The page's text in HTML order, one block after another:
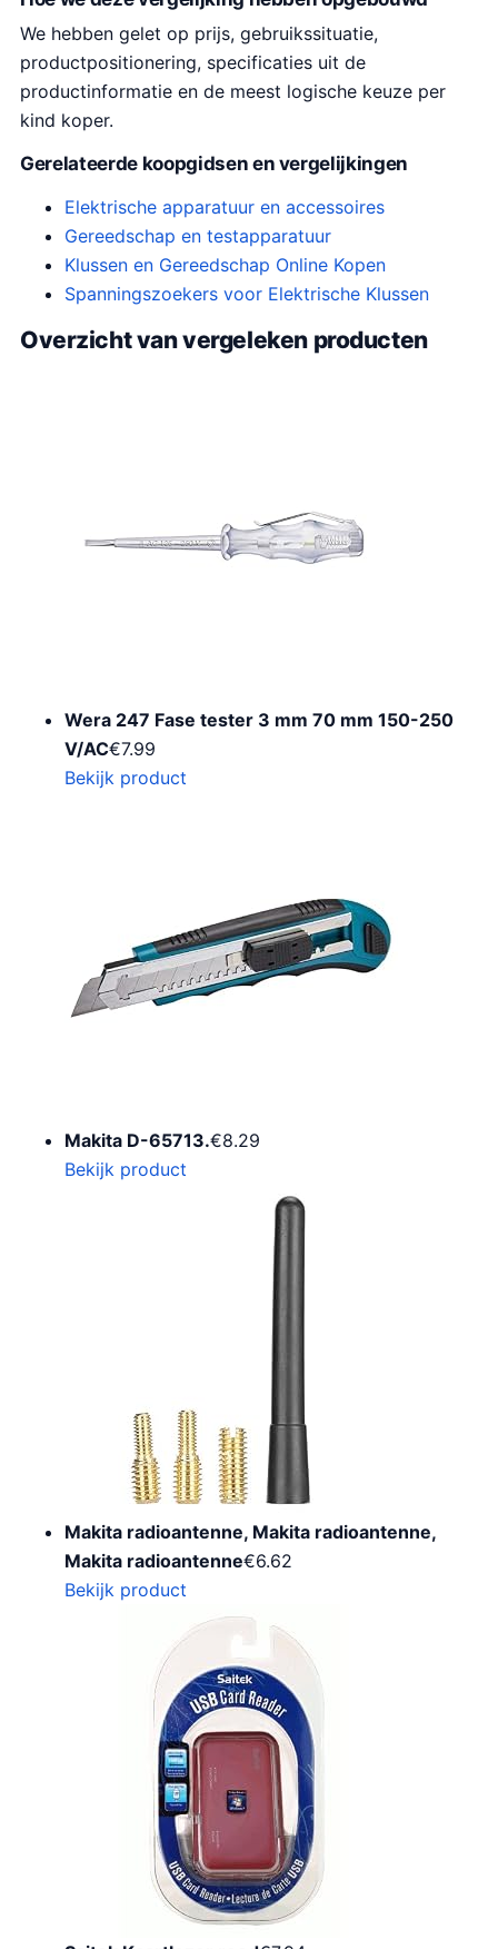
We hebben gelet op prijs, gebruikssituatie,
productpositionering, specificaties uit de
productinformatie en de meest logische keuze per
kind koper.
Gerelateerde koopgidsen en vergelijkingen
Elektrische apparatuur en accessoires
Gereedschap en testapparatuur
Klussen en Gereedschap Online Kopen
Spanningszoekers voor Elektrische Klussen
Overzicht van vergeleken producten
Wera 247 Fase tester 3 mm 70 mm 150-250
V/AC€7.99
Bekijk product
Makita D-65713.€8.29
Bekijk product
Makita radioantenne, Makita radioantenne,
Makita radioantenne€6.62
Bekijk product